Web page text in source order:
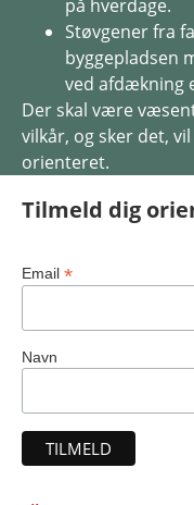
på hverdage.
Støvgener fra
byggepladsen
ved afdækning
Der skal være
vilkår, og sker det,
orienteret.
Tilmeld dig
Email *
Navn